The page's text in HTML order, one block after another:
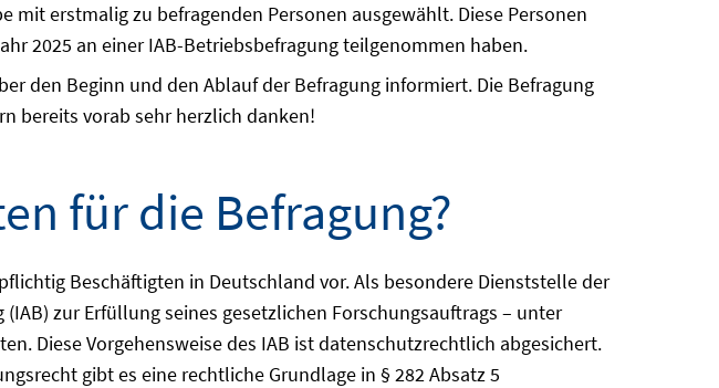
erstmalig zu befragenden Personen ausgewählt. Diese Personen
2025 an einer IAB-Betriebsbefragung teilgenommen haben.
den Beginn und den Ablauf der Befragung informiert. Die Befragung
bereits vorab sehr herzlich danken!
für die Befragung?
Beschäftigten in Deutschland vor. Als besondere Dienststelle der
zur Erfüllung seines gesetzlichen Forschungsauftrags – unter
Diese Vorgehensweise des IAB ist datenschutzrechtlich abgesichert.
gibt es eine rechtliche Grundlage in § 282 Absatz 5